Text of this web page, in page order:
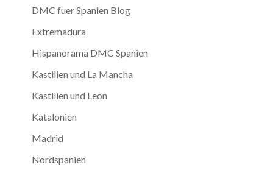
DMC fuer Spanien Blog
Extremadura
Hispanorama DMC Spanien
Kastilien und La Mancha
Kastilien und Leon
Katalonien
Madrid
Nordspanien